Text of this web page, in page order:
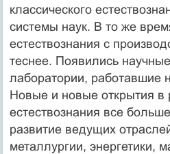
классического
системы наук. В то же
естествознания с
теснее. Появились
лаборатории, работавшие
Новые и новые открытия в
естествознания все
развитие ведущих
металлургии, энергетики,